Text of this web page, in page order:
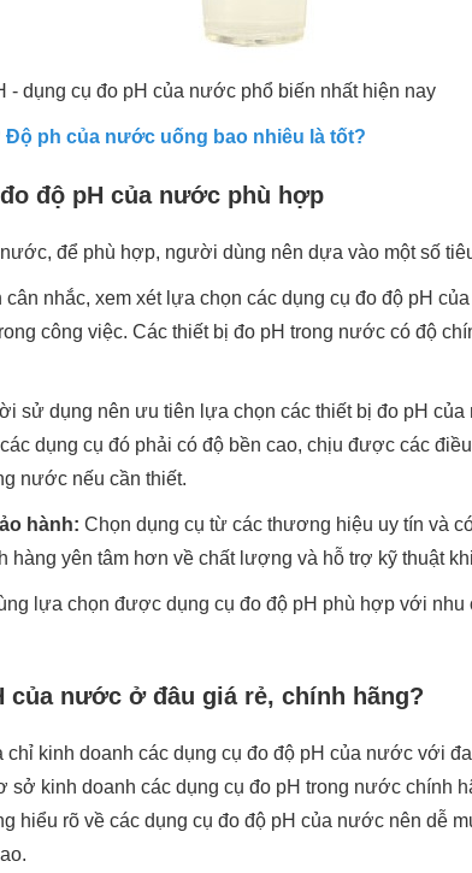
- dụng cụ đo pH của nước phổ biến nhất hiện nay
ph của nước uống bao nhiêu là tốt?
độ pH của nước phù hợp
để phù hợp, người dùng nên dựa vào một số
nhắc, xem xét lựa chọn các dụng cụ đo độ pH
công việc. Các thiết bị đo pH trong nước có độ
sử dụng nên ưu tiên lựa chọn các thiết bị đo pH
dụng cụ đó phải có độ bền cao, chịu được các
nước nếu cần thiết.
hành: Chọn dụng cụ từ các thương hiệu uy tín và
hàng yên tâm hơn về chất lượng và hỗ trợ kỹ thuật
lựa chọn được dụng cụ đo độ pH phù hợp với nhu
của nước ở đâu giá rẻ, chính hãng?
kinh doanh các dụng cụ đo độ pH của nước với
sở kinh doanh các dụng cụ đo pH trong nước chính
hiểu rõ về các dụng cụ đo độ pH của nước nên dễ